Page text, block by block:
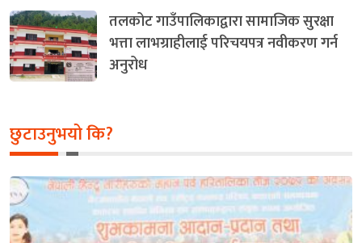
तलकोट गाउँपालिकाद्वारा सामाजिक सुरक्षा
भत्ता लाभग्राहीलाई परिचयपत्र नवीकरण गर्न
अनुरोध
छुटाउनुभयो कि?